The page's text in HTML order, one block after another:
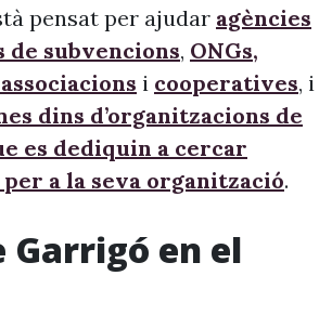
pensat per ajudar agències
subvencions, ONGs,
i cooperatives, i
dins d’organitzacions de
es dediquin a cercar
a la seva organització.
Garrigó en el